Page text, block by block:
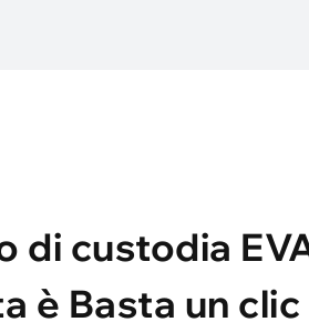
di custodia
è Basta un clic